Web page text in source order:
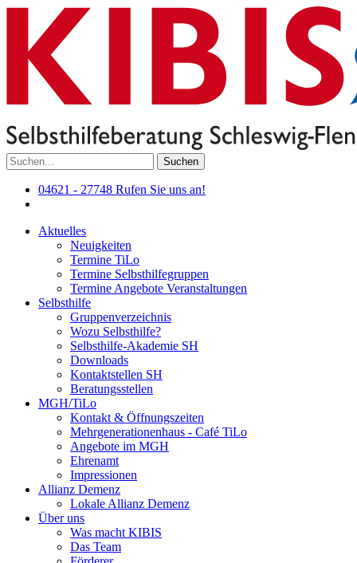
Suchen
04621 - 27748 Rufen Sie uns an!
Aktuelles
Neuigkeiten
Termine TiLo
Termine Selbsthilfegruppen
Termine Angebote Veranstaltungen
Selbsthilfe
Gruppenverzeichnis
Wozu Selbsthilfe?
Selbsthilfe-Akademie SH
Downloads
Kontaktstellen SH
Beratungsstellen
MGH/TiLo
Kontakt & Öffnungszeiten
Mehrgenerationenhaus - Café TiLo
Angebote im MGH
Ehrenamt
Impressionen
Allianz Demenz
Lokale Allianz Demenz
Über uns
Was macht KIBIS
Das Team